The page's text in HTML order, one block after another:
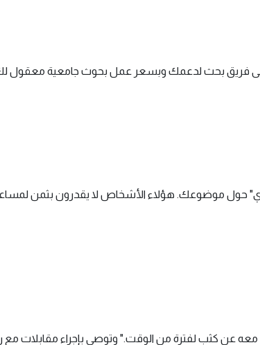
فريق بحث لدعمك وبسعر عمل بحوث جامعية معقول
موضوعك. هؤلاء الأشخاص لا يقدرون بثمن
عن كثب لفترة من الوقت." وتوصي بإجراء مقابلات مع